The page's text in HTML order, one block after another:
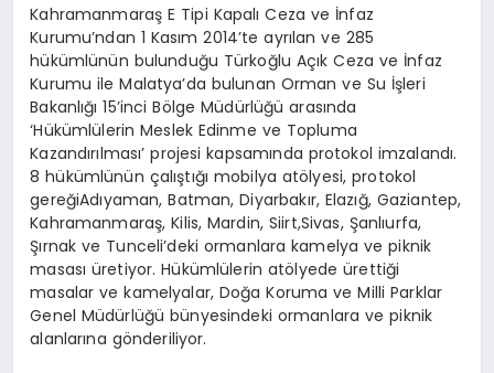
Kahramanmaraş E Tipi Kapalı Ceza ve İnfaz
Kurumu’ndan 1 Kasım 2014’te ayrılan ve 285
hükümlünün bulunduğu Türkoğlu Açık Ceza ve İnfaz
Kurumu ile Malatya’da bulunan Orman ve Su İşleri
Bakanlığı 15’inci Bölge Müdürlüğü arasında
‘Hükümlülerin Meslek Edinme ve Topluma
Kazandırılması’ projesi kapsamında protokol imzalandı.
8 hükümlünün çalıştığı mobilya atölyesi, protokol
gereğiAdıyaman, Batman, Diyarbakır, Elazığ, Gaziantep,
Kahramanmaraş, Kilis, Mardin, Siirt,Sivas, Şanlıurfa,
Şırnak ve Tunceli’deki ormanlara kamelya ve piknik
masası üretiyor. Hükümlülerin atölyede ürettiği
masalar ve kamelyalar, Doğa Koruma ve Milli Parklar
Genel Müdürlüğü bünyesindeki ormanlara ve piknik
alanlarına gönderiliyor.